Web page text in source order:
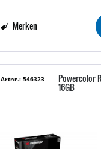
Merken
Powercolor
16GB
Artnr.: 546323